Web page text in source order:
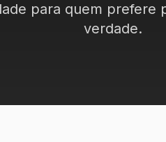
para quem prefere
verdade.